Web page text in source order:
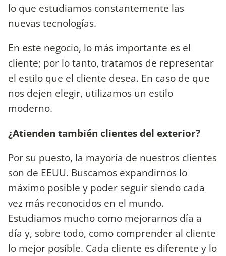
lo que estudiamos constantemente las
nuevas tecnologías.
En este negocio, lo más importante es el
cliente; por lo tanto, tratamos de representar
el estilo que el cliente desea. En caso de que
nos dejen elegir, utilizamos un estilo
moderno.
¿Atienden también clientes del exterior?
Por su puesto, la mayoría de nuestros clientes
son de EEUU. Buscamos expandirnos lo
máximo posible y poder seguir siendo cada
vez más reconocidos en el mundo.
Estudiamos mucho como mejorarnos día a
día y, sobre todo, como comprender al cliente
lo mejor posible. Cada cliente es diferente y lo